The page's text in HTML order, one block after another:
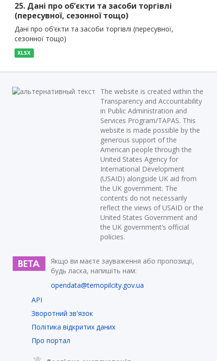
25. Дані про об’єкти та засоби торгівлі
(пересувної, сезонної тощо)
Дані про об’єкти та засоби торгівлі (пересувної,
сезонної тощо)
XLSX
The website is created within the
Transparency and Accountability
in Public Administration and
Services Program/TAPAS. This
website is made possible by the
generous support of the
American people through the
United States Agency for
International Development
(USAID) alongside UK aid from
the UK government. The
contents do not necessarily
reflect the views of USAID or the
United States Government and
the UK government’s official
policies.
Якщо ви маєте зауваження або пропозиції,
будь ласка, напишіть нам:
opendata@ternopilcity.gov.ua
API
Зворотний зв'язок
Політика відкритих даних
Про портал